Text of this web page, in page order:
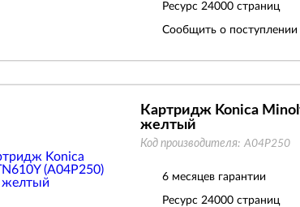
Ресурс 24000 страниц
Сообщить о поступлении
Картридж Konica
желтый
Код производителя: A04P250
6 месяцев гарантии
Ресурс 24000 страниц